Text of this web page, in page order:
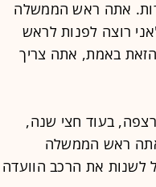
אתה ראש הממשלה
רוצה לפנות לראש
באמת, אתה צריך
בעוד חצי שנה,
אתה ראש הממשלה
את הרכב הוועדה